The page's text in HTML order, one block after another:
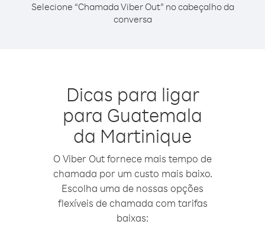
Selecione “Chamada Viber Out” no cabeçalho da
conversa
Dicas para ligar
para Guatemala
da Martinique
O Viber Out fornece mais tempo de
chamada por um custo mais baixo.
Escolha uma de nossas opções
flexíveis de chamada com tarifas
baixas: